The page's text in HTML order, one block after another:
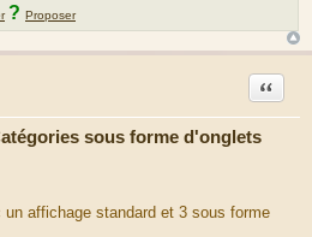
? Proposer
sous forme d'onglets
Citation
affichage standard et 3 sous forme